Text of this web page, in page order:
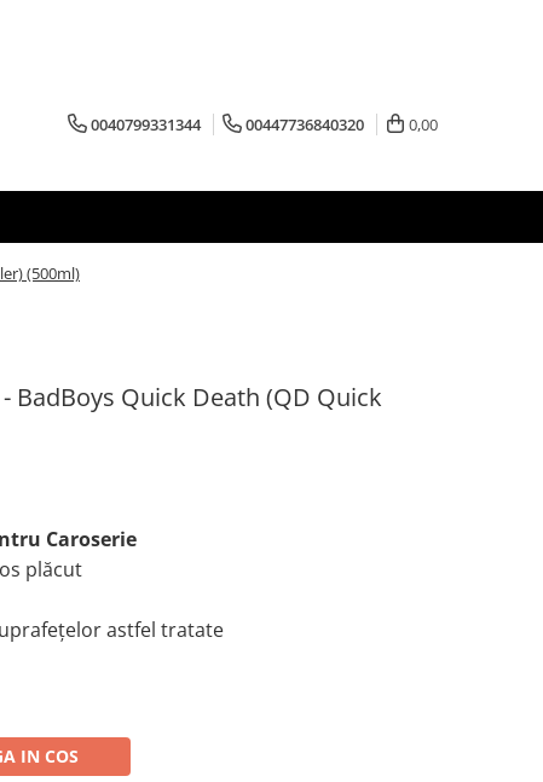
0040799331344 00447736840320 0,00
(500ml)
BadBoys Quick Death (QD Quick
Caroserie
plăcut
astfel tratate
IN COS